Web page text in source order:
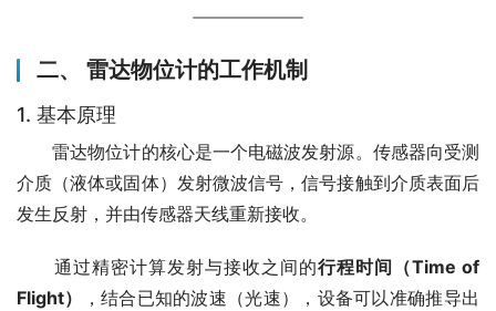
二、 雷达物位计的工作机制
1. 基本原理
雷达物位计的核心是一个电磁波发射源。传感器向受测
介质（液体或固体）发射微波信号，信号接触到介质表面后
发生反射，并由传感器天线重新接收。
通过精密计算发射与接收之间的行程时间（Time of
Flight）
，结合已知的波速（光速），设备可以准确推导出